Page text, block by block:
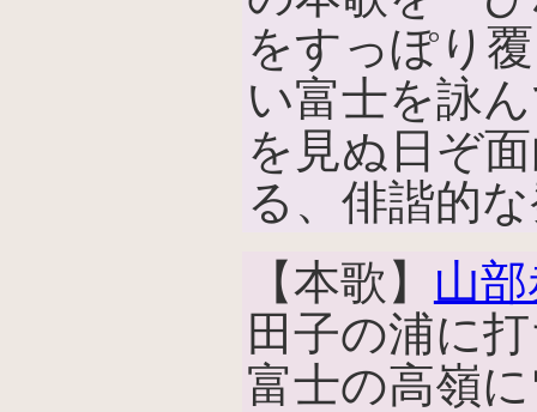
をすっぽり
い富士を詠
を見ぬ日ぞ
る、俳諧的
【本歌】 山
田子の浦に
富士の高嶺